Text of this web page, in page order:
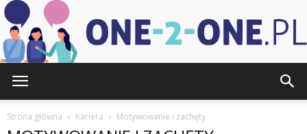
Strona główna Kariera Motywowanie i zachęty